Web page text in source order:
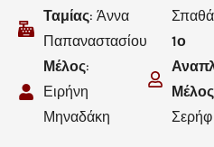
Ταμίας: Άννα
Παπαναστασίου
Μέλος:
Ειρήνη
Μηναδάκη
1ο
Μέλος